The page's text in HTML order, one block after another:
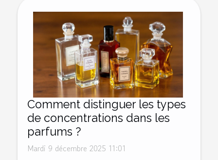
Comment distinguer les types
de concentrations dans les
parfums ?
Mardi 9 décembre 2025 11:01